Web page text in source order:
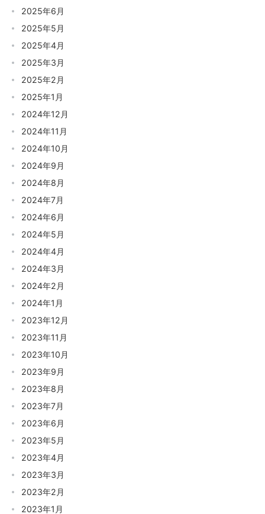
2025年6月
2025年5月
2025年4月
2025年3月
2025年2月
2025年1月
2024年12月
2024年11月
2024年10月
2024年9月
2024年8月
2024年7月
2024年6月
2024年5月
2024年4月
2024年3月
2024年2月
2024年1月
2023年12月
2023年11月
2023年10月
2023年9月
2023年8月
2023年7月
2023年6月
2023年5月
2023年4月
2023年3月
2023年2月
2023年1月